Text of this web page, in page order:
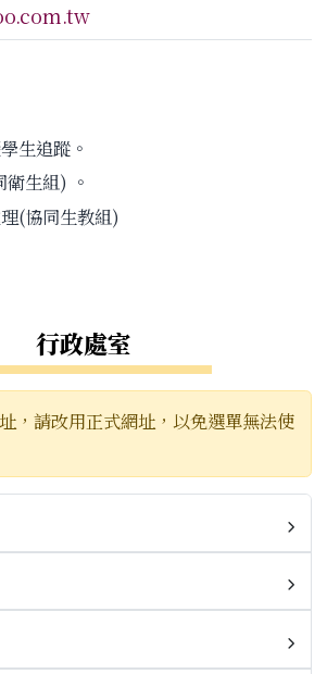
生追蹤。
生組) 。
(協同生教組)
行政處室
，請改用正式網址，以免選單無法使